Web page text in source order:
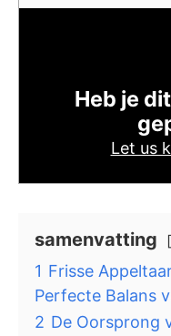
Heb je
Let us
samenvatting
1 Frisse
Perfecte Balans
2 De Oorsprong